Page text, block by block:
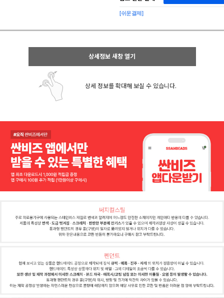
로
간
구
샵
페
이
구
[쉬운결제]
상세정보 새창 열기
상세 정보를 확대해 보실 수 있습니다.